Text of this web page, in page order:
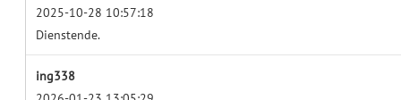
2025-10-28 10:57:18
Dienstende.
ing338